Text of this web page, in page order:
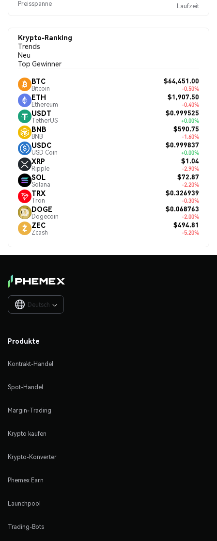
Preisspanne
Laufzeit
Krypto-Ranking
Trends
Neu
Top Gewinner
BTC
Bitcoin
$64,451.00
-0.50%
ETH
Ethereum
$1,907.50
-0.40%
USDT
TetherUS
$0.999525
+0.00%
BNB
BNB
$590.75
-1.60%
USDC
USD Coin
$0.999837
+0.00%
XRP
Ripple
$1.04
-2.90%
SOL
Solana
$72.87
-2.20%
TRX
Tron
$0.326939
-0.30%
DOGE
Dogecoin
$0.068763
-2.00%
ZEC
Zcash
$494.81
-5.20%
Deutsch 
Produkte
Kontrakt-Handel
Spot-Handel
Margin-Trading
Krypto kaufen
Krypto-Konverter
Phemex Earn
Launchpool
Trading-Bots